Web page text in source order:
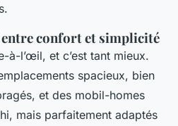
confort et simplicité
à-l’œil, et c’est tant mieux.
spacieux, bien
et des mobil-homes
mais parfaitement adaptés